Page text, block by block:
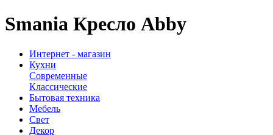
Smania Кресло Abby
Интернет - магазин
Кухни
Современные
Классические
Бытовая техника
Мебель
Свет
Декор